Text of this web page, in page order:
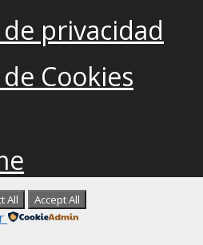
privacidad
Cookies
All Accept All